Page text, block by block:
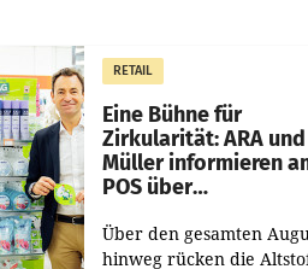
RETAIL
Eine Bühne für
Zirkularität: ARA und
Müller informieren
POS über
Über den gesamten
hinweg rücken die